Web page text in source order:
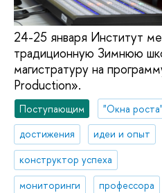
24-25 января Институт
традиционную Зимнюю
магистратуру на
Production».
Поступающим
"Окна роста"
достижения
идеи и опыт
конструктор успеха
мониторинги
профессора